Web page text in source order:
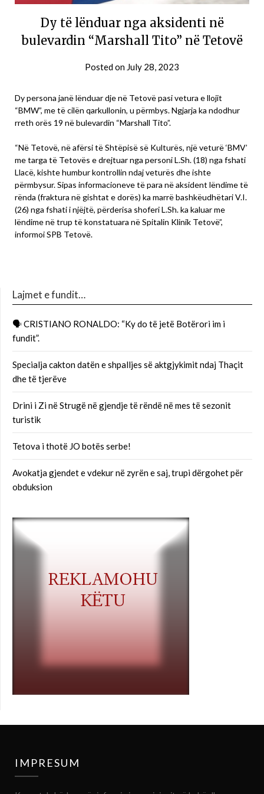
Dy të lënduar nga aksidenti në
bulevardin “Marshall Tito” në Tetovë
Posted on July 28, 2023
Dy persona janë lënduar dje në Tetovë pasi vetura e llojit
“BMW”, me të cilën qarkullonin, u përmbys. Ngjarja ka ndodhur
rreth orës 19 në bulevardin “Marshall Tito”.
“Në Tetovë, në afërsi të Shtëpisë së Kulturës, një veturë ‘BMV’
me targa të Tetovës e drejtuar nga personi L.Sh. (18) nga fshati
Llacë, kishte humbur kontrollin ndaj veturës dhe ishte
përmbysur. Sipas informacioneve të para në aksident lëndime të
rënda (fraktura në gishtat e dorës) ka marrë bashkëudhëtari V.I.
(26) nga fshati i njëjtë, përderisa shoferi L.Sh. ka kaluar me
lëndime në trup të konstatuara në Spitalin Klinik Tetovë”,
informoi SPB Tetovë.
Lajmet e fundit…
🗣 CRISTIANO RONALDO: “Ky do të jetë Botërori im i
fundit”.
Specialja cakton datën e shpalljes së aktgjykimit ndaj Thaçit
dhe të tjerëve
Drini i Zi në Strugë në gjendje të rëndë në mes të sezonit
turistik
Tetova i thotë JO botës serbe!
Avokatja gjendet e vdekur në zyrën e saj, trupi dërgohet për
obduksion
IMPRESUM